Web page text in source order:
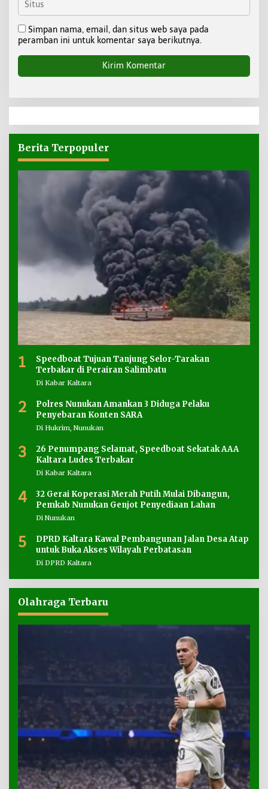
Simpan nama, email, dan situs web saya pada
peramban ini untuk komentar saya berikutnya.
Berita Terpopuler
1
Speedboat Tujuan Tanjung Selor-Tarakan
Terbakar di Perairan Salimbatu
Di Kabar Kaltara
2
Polres Nunukan Amankan 3 Diduga Pelaku
Penyebaran Konten SARA
Di Hukrim, Nunukan
3
26 Penumpang Selamat, Speedboat Sekatak AAA
Kaltara Ludes Terbakar
Di Kabar Kaltara
4
32 Gerai Koperasi Merah Putih Mulai Dibangun,
Pemkab Nunukan Genjot Penyediaan Lahan
Di Nunukan
5
DPRD Kaltara Kawal Pembangunan Jalan Desa Atap
untuk Buka Akses Wilayah Perbatasan
Di DPRD Kaltara
Olahraga Terbaru